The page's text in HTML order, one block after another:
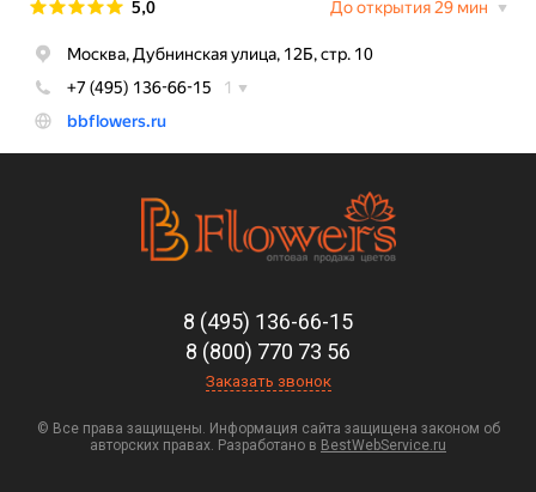
8 (495) 136-66-15
8 (800) 770 73 56
Заказать звонок
© Все права защищены. Информация сайта защищена законом об
авторских правах. Разработано в BestWebService.ru